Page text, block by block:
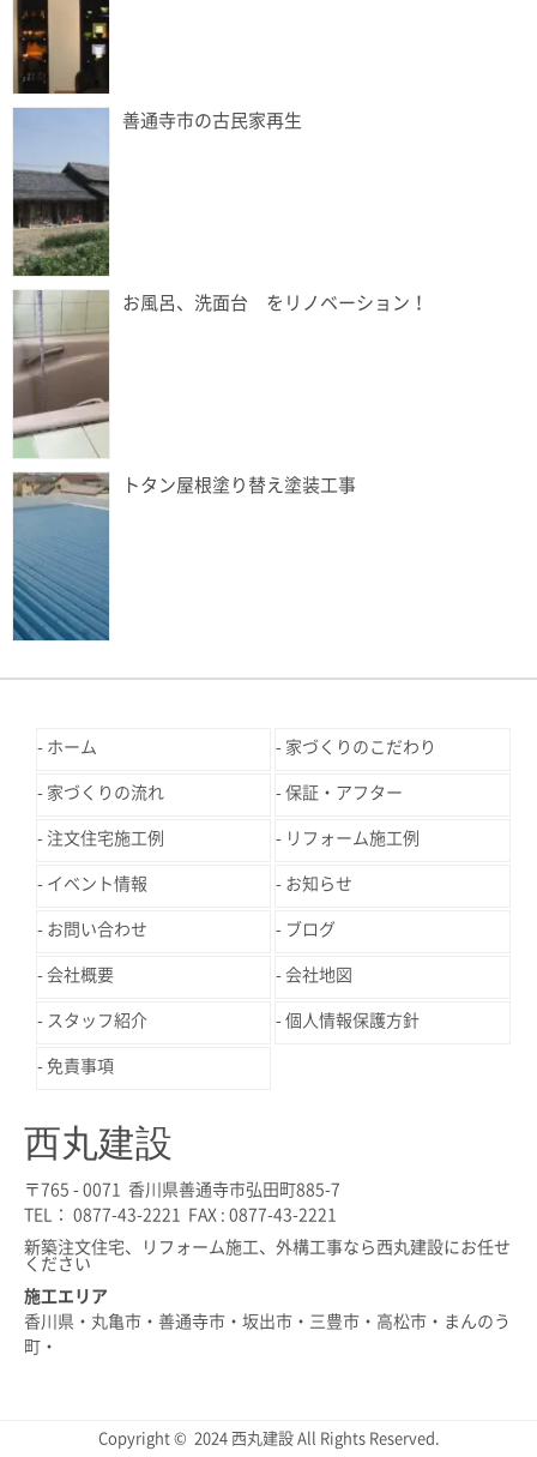
善通寺市の古民家再生
お風呂、洗面台 をリノベーション！
トタン屋根塗り替え塗装工事
ホーム 家づくりのこだわり
家づくりの流れ 保証・アフター
注文住宅施工例 リフォーム施工例
イベント情報 お知らせ
お問い合わせ ブログ
会社概要 会社地図
スタッフ紹介 個人情報保護方針
免責事項
西丸建設
〒765 - 0071 香川県善通寺市弘田町885-7
TEL： 0877-43-2221 FAX : 0877-43-2221
新築注文住宅、リフォーム施工、外構工事なら西丸建設にお任せ
ください
施工エリア
香川県・丸亀市・善通寺市・坂出市・三豊市・高松市・まんのう
町・
Copyright © 2024 西丸建設 All Rights Reserved.